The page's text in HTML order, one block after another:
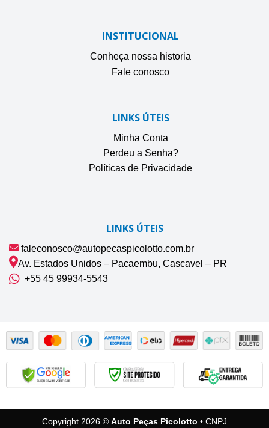
INSTITUCIONAL
Conheça nossa historia
Fale conosco
LINKS ÚTEIS
Minha Conta
Perdeu a Senha?
Políticas de Privacidade
LINKS ÚTEIS
faleconosco@autopecaspicolotto.com.br
Av. Estados Unidos – Pacaembu, Cascavel – PR
+55 45 99934‑5543‬
Copyright 2026 © Auto Peças Picolotto • CNPJ